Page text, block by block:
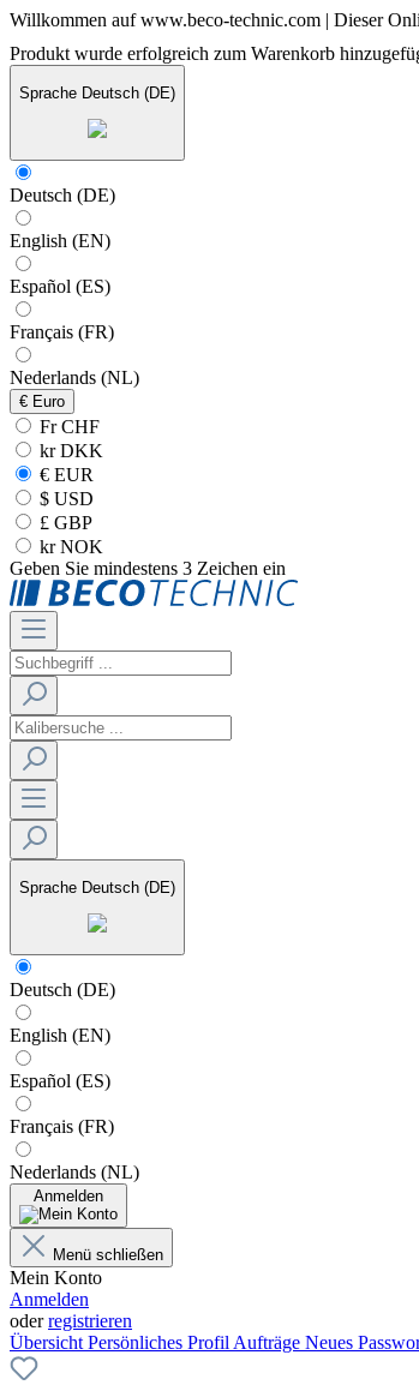
Willkommen auf www.beco-technic.com | Dieser
Produkt wurde erfolgreich zum Warenkorb
Sprache Deutsch (DE)
Deutsch (DE)
English (EN)
Español (ES)
Français (FR)
Nederlands (NL)
€ Euro
Fr CHF
kr DKK
€ EUR
$ USD
£ GBP
kr NOK
Geben Sie mindestens 3 Zeichen ein
Sprache Deutsch (DE)
Deutsch (DE)
English (EN)
Español (ES)
Français (FR)
Nederlands (NL)
Anmelden
Menü schließen
Mein Konto
Anmelden
oderregistrieren
Übersicht Persönliches Profil Aufträge Neues